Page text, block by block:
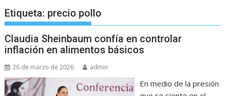
Etiqueta: precio pollo
Claudia Sheinbaum confía en controlar
inflación en alimentos básicos
26 de marzo de 2026 admin
En medio de la presión